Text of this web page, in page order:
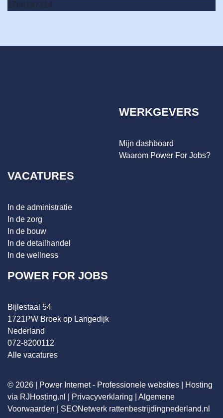
1786157314
WERKGEVERS
Mijn dashboard
Waarom Power For Jobs?
VACATURES
In de administratie
In de zorg
In de bouw
In de detailhandel
In de wellness
POWER FOR JOBS
Bijlestaal 54
1721PW Broek op Langedijk
Nederland
072-8200112
Alle vacatures
© 2026 | Power Internet - Professionele websites
Hosting
via RJHosting.nl
Privacyverklaring
Algemene
Voorwaarden
SEONetwerk rattenbestrijdingnederland.nl